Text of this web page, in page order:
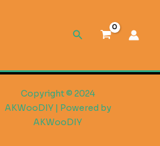
Search
Copyright © 2024
AKWooDIY | Powered by
AKWooDIY